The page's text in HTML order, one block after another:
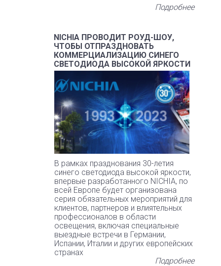
Подробнее
NICHIA ПРОВОДИТ РОУД-ШОУ,
ЧТОБЫ ОТПРАЗДНОВАТЬ
КОММЕРЦИАЛИЗАЦИЮ СИНЕГО
СВЕТОДИОДА ВЫСОКОЙ ЯРКОСТИ
В рамках празднования 30-летия
синего светодиода высокой яркости,
впервые разработанного NICHIA, по
всей Европе будет организована
серия обязательных мероприятий для
клиентов, партнеров и влиятельных
профессионалов в области
освещения, включая специальные
выездные встречи в Германии,
Испании, Италии и других европейских
странах
Подробнее